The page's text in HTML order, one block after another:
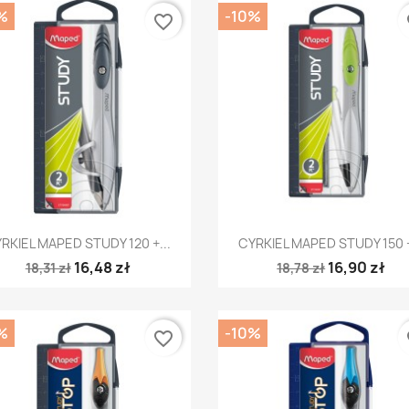
 Szybki podgląd
MAPED STUDY 120 +...
18,31 zł 16,48 zł
favorite_border
 Szybki podgląd
CYRKIEL MAPED STUDY 150
18,78 zł16,90 zł
-10%
favorite_border -10%